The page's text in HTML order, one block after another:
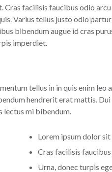
facilisis faucibus odio
Varius tellus justo odio
bibendum augue id cras
imperdiet.
tellus in in quis enim leo
hendrerit erat mattis.
lectus mi bibendum.
Lorem ipsum dolor
Cras facilisis
Urna, donec turpis